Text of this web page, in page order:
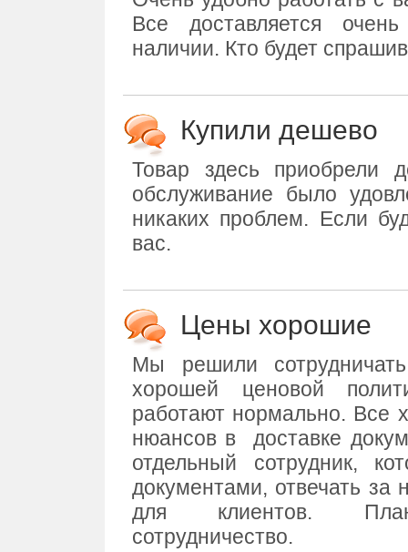
Все доставляется
наличии. Кто будет
Купили дешево
Товар здесь
обслуживание было
никаких проблем. Если
вас.
Цены хорошие
Мы решили
хорошей ценовой
работают нормально. Все
нюансов в
доставке
отдельный сотрудник,
документами, отвечать за
для клиентов.
сотрудничество.